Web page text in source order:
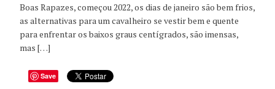
Boas Rapazes, começou 2022, os dias de janeiro são bem frios,
as alternativas para um cavalheiro se vestir bem e quente
para enfrentar os baixos graus centígrados, são imensas,
mas […]
Save